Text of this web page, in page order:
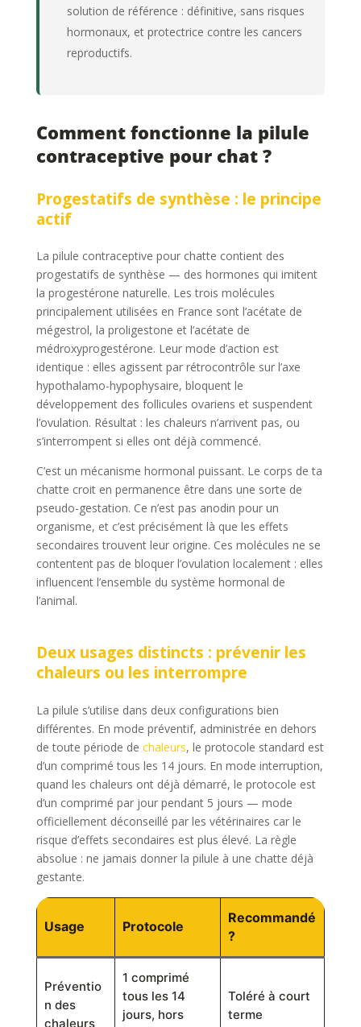
solution de référence : définitive, sans risques
hormonaux, et protectrice contre les cancers
reproductifs.
Comment fonctionne la pilule
contraceptive pour chat ?
Progestatifs de synthèse : le principe
actif
La pilule contraceptive pour chatte contient des
progestatifs de synthèse — des hormones qui imitent
la progestérone naturelle. Les trois molécules
principalement utilisées en France sont l’acétate de
mégestrol, la proligestone et l’acétate de
médroxyprogestérone. Leur mode d’action est
identique : elles agissent par rétrocontrôle sur l’axe
hypothalamo-hypophysaire, bloquent le
développement des follicules ovariens et suspendent
l’ovulation. Résultat : les chaleurs n’arrivent pas, ou
s’interrompent si elles ont déjà commencé.
C’est un mécanisme hormonal puissant. Le corps de ta
chatte croit en permanence être dans une sorte de
pseudo-gestation. Ce n’est pas anodin pour un
organisme, et c’est précisément là que les effets
secondaires trouvent leur origine. Ces molécules ne se
contentent pas de bloquer l’ovulation localement : elles
influencent l’ensemble du système hormonal de
l’animal.
Deux usages distincts : prévenir les
chaleurs ou les interrompre
La pilule s’utilise dans deux configurations bien
différentes. En mode préventif, administrée en dehors
de toute période de chaleurs, le protocole standard est
d’un comprimé tous les 14 jours. En mode interruption,
quand les chaleurs ont déjà démarré, le protocole est
d’un comprimé par jour pendant 5 jours — mode
officiellement déconseillé par les vétérinaires car le
risque d’effets secondaires est plus élevé. La règle
absolue : ne jamais donner la pilule à une chatte déjà
gestante.
Usage Protocole
Recommandé
?
Préventio
n des
chaleurs
1 comprimé
tous les 14
jours, hors
Toléré à court
terme